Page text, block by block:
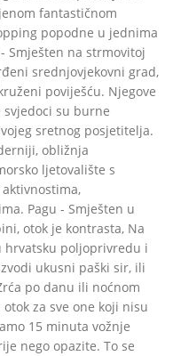
fantastičnom
popodne u jednima
Smješten na strmovitoj
srednjovjekovni grad,
poviješću. Njegove
su burne
sretnog posjetitelja.
obližnja
ljetovalište s
Pagu - Smješten u
otok je kontrasta, Na
hrvatsku poljoprivredu i
ukusni paški sir, ili
po danu ili noćnom
za sve one koji nisu
15 minuta vožnje
nego opazite. To se